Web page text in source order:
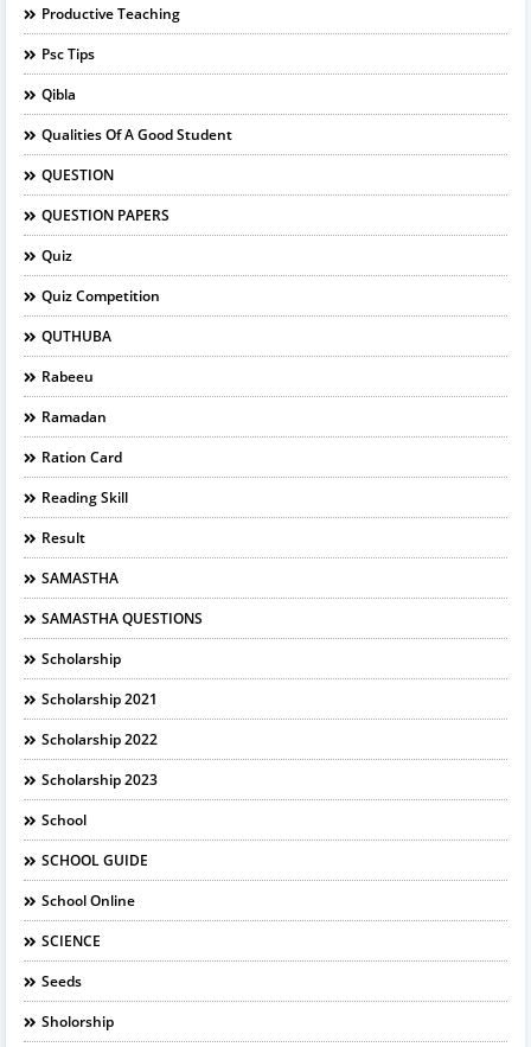
Productive Teaching
Psc Tips
Qibla
Qualities Of A Good Student
QUESTION
QUESTION PAPERS
Quiz
Quiz Competition
QUTHUBA
Rabeeu
Ramadan
Ration Card
Reading Skill
Result
SAMASTHA
SAMASTHA QUESTIONS
Scholarship
Scholarship 2021
Scholarship 2022
Scholarship 2023
School
SCHOOL GUIDE
School Online
SCIENCE
Seeds
Sholorship